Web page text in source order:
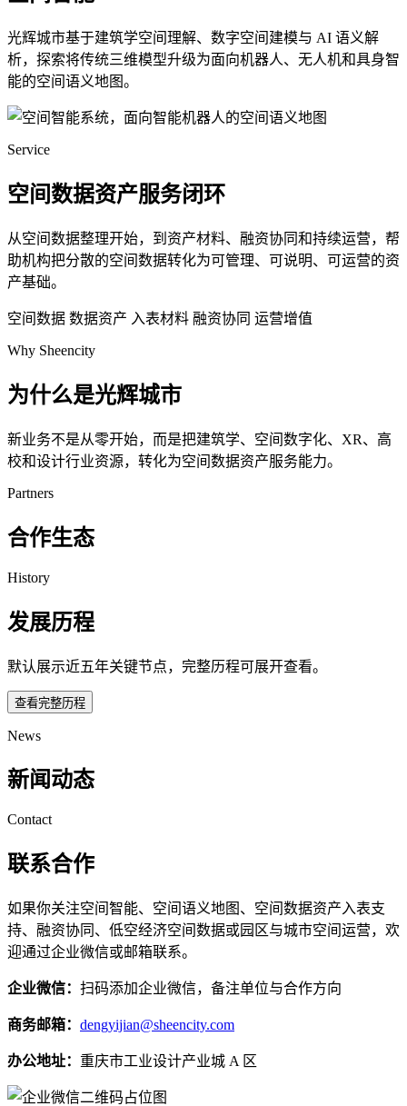
光辉城市基于建筑学空间理解、数字空间建模与 AI 语义解
析，探索将传统三维模型升级为面向机器人、无人机和具身智
能的空间语义地图。
Service
空间数据资产服务闭环
从空间数据整理开始，到资产材料、融资协同和持续运营，帮
助机构把分散的空间数据转化为可管理、可说明、可运营的资
产基础。
空间数据 数据资产 入表材料 融资协同 运营增值
Why Sheencity
为什么是光辉城市
新业务不是从零开始，而是把建筑学、空间数字化、XR、高
校和设计行业资源，转化为空间数据资产服务能力。
Partners
合作生态
History
发展历程
默认展示近五年关键节点，完整历程可展开查看。
查看完整历程
News
新闻动态
Contact
联系合作
如果你关注空间智能、空间语义地图、空间数据资产入表支
持、融资协同、低空经济空间数据或园区与城市空间运营，欢
迎通过企业微信或邮箱联系。
企业微信： 扫码添加企业微信，备注单位与合作方向
商务邮箱： dengyijian@sheencity.com
办公地址： 重庆市工业设计产业城 A 区